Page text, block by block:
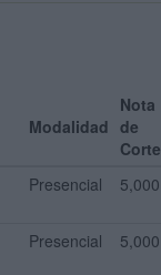
Modalidad
Nota
de
Corte
Presencial 5,000
Presencial 5,000